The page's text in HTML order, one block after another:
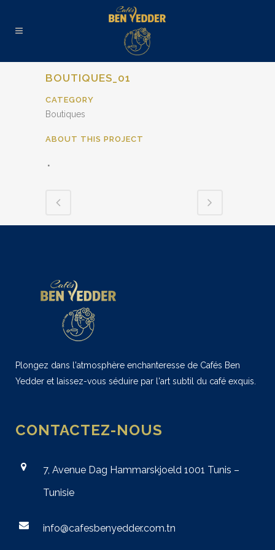
BOUTIQUES_01
CATEGORY
Boutiques
ABOUT THIS PROJECT
Plongez dans l'atmosphère enchanteresse de Cafés Ben
Yedder et laissez-vous séduire par l'art subtil du café exquis.
CONTACTEZ-NOUS
7, Avenue Dag Hammarskjoeld 1001 Tunis –
Tunisie
info@cafesbenyedder.com.tn